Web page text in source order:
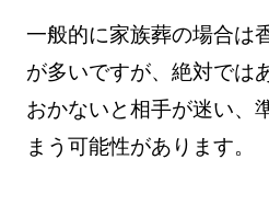
一般的に家族葬の場合は
が多いですが、絶対では
おかないと相手が迷い、
まう可能性があります。